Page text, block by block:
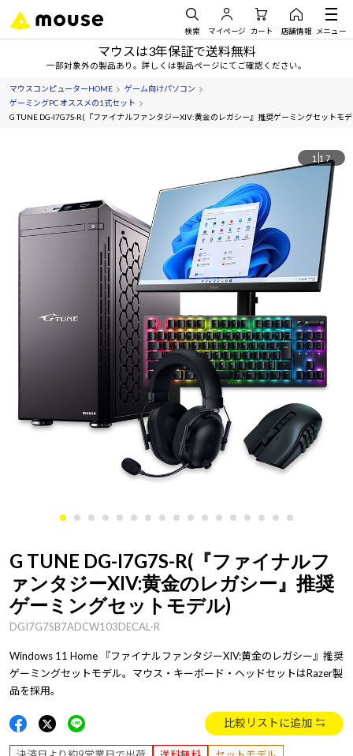
検索 マイページ カート 店舗情報 メニュー
マウスは3年保証で送料無料
一部対象外の製品あり。詳しくは製品ページにてご確認ください。
マウスコンピューターHOME
ゲーム向けパソコン
ゲーミングPC オススメの1式セット
G TUNE DG-I7G7S-R(『ファイナルファンタジーXIV:黄金のレガシー』推奨ゲーミングセットモ
1 17
G TUNE DG-I7G7S-R(『ファイナルフ
ァンタジーXIV:黄金のレガシー』推奨
ゲーミングセットモデル)
DGI7G7SB7ADCW103DECAL-R
Windows 11 Home 『ファイナルファンタジーXIV:黄金のレガシー』推奨
ゲーミングセットモデル。マウス・キーボード・ヘッドセットはRazer製
品を採用。
比較リストに追加